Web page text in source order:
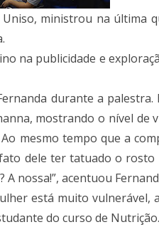
ministrou na última
na publicidade e
durante a
mostrando o nível de
mesmo tempo que a
dele ter tatuado o rosto
nossa!”, acentuou
está muito vulnerável,
do curso de Nutrição.